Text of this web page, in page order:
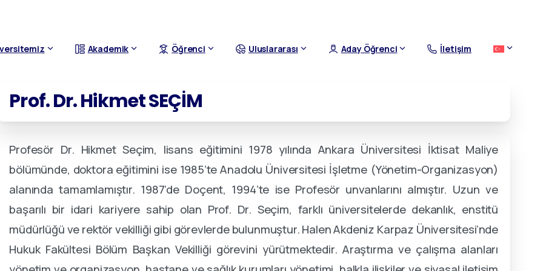
Akademik Öğrenci Uluslararası Aday Öğrenci İletişim
Prof.Dr.HikmetSEÇİM
Profesör Dr. Hikmet Seçim, lisans eğitimini 1978 yılında Ankara Üniversitesi İktisat Maliye
bölümünde, doktora eğitimini ise 1985’te Anadolu Üniversitesi İşletme (Yönetim-Organizasyon)
alanında tamamlamıştır. 1987’de Doçent, 1994’te ise Profesör unvanlarını almıştır. Uzun ve
başarılı bir idari kariyere sahip olan Prof. Dr. Seçim, farklı üniversitelerde dekanlık, enstitü
müdürlüğü ve rektör vekilliği gibi görevlerde bulunmuştur.Halen Akdeniz Karpaz Üniversitesi’nde
Hukuk Fakültesi Bölüm Başkan Vekilliği görevini yürütmektedir.Araştırma ve çalışma alanları